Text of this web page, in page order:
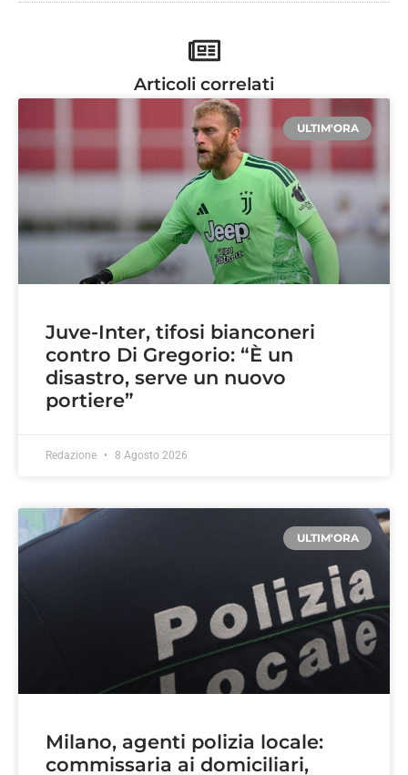
Articoli correlati
ULTIM'ORA
Juve-Inter, tifosi bianconeri
contro Di Gregorio: “È un
disastro, serve un nuovo
portiere”
Redazione 8 Agosto 2026
ULTIM'ORA
Milano, agenti polizia locale:
commissaria ai domiciliari,